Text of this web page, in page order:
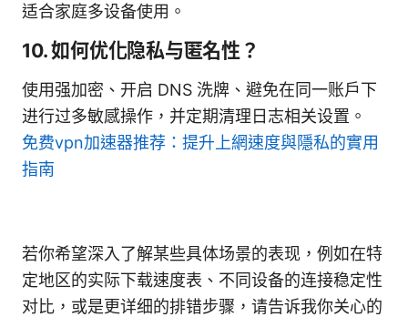
适合家庭多设备使用。
10. 如何优化隐私与匿名性？
使用强加密、开启 DNS 洗牌、避免在同一账户下
进行过多敏感操作，并定期清理日志相关设置。
免费vpn加速器推荐：提升上網速度與隱私的實用
指南
若你希望深入了解某些具体场景的表现，例如在特
定地区的实际下载速度表、不同设备的连接稳定性
对比，或是更详细的排错步骤，请告诉我你关心的